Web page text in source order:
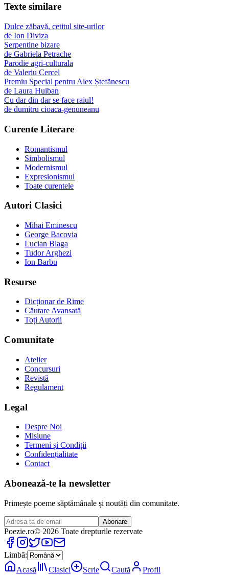
Texte similare
Dulce zăbavă, cetitul site-urilor
de Ion Diviza
Serpentine bizare
de Gabriela Petrache
Parodie agri-culturala
de Valeriu Cercel
Premiu Special pentru Alex Ștefănescu
de Laura Huiban
Cu dar din dar se face raiul!
de dumitru cioaca-genuneanu
Curente Literare
Romantismul
Simbolismul
Modernismul
Expresionismul
Toate curentele
Autori Clasici
Mihai Eminescu
George Bacovia
Lucian Blaga
Tudor Arghezi
Ion Barbu
Resurse
Dicționar de Rime
Căutare Avansată
Toți Autorii
Comunitate
Atelier
Concursuri
Revistă
Regulament
Legal
Despre Noi
Misiune
Termeni și Condiții
Confidențialitate
Contact
Abonează-te la newsletter
Primește poeme săptămânale și noutăți din comunitate.
Abonare
Poezie.ro© 2026 Toate drepturile rezervate
Limbă:
Acasă
Clasici Scrie Caută Profil